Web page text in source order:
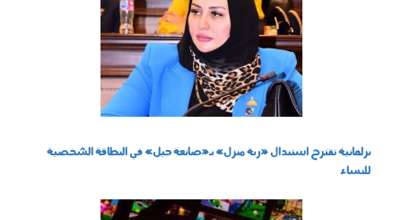
برلمانية تقترح استبدال «ربة منزل» بـ«صانعة جيل» في البطاقة الشخصية
للنساء